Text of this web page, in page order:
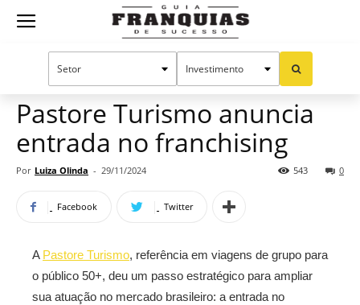
Guia
Mercado de franquias
Pastore Turismo anuncia
entrada no franchising
Por Luiza Olinda - 29/11/2024 0
543
Facebook Twitter
A Pastore Turismo, referência em viagens de grupo para
o público 50+, deu um passo estratégico para ampliar
sua atuação no mercado brasileiro: a entrada no